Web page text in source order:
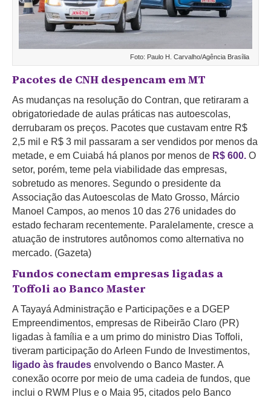
Foto: Paulo H. Carvalho/Agência Brasília
Pacotes de CNH despencam em MT
As mudanças na resolução do Contran, que retiraram a
obrigatoriedade de aulas práticas nas autoescolas,
derrubaram os preços. Pacotes que custavam entre R$
2,5 mil e R$ 3 mil passaram a ser vendidos por menos da
metade, e em Cuiabá há planos por menos de R$ 600. O
setor, porém, teme pela viabilidade das empresas,
sobretudo as menores. Segundo o presidente da
Associação das Autoescolas de Mato Grosso, Márcio
Manoel Campos, ao menos 10 das 276 unidades do
estado fecharam recentemente. Paralelamente, cresce a
atuação de instrutores autônomos como alternativa no
mercado. (Gazeta)
Fundos conectam empresas ligadas a
Toffoli ao Banco Master
A Tayayá Administração e Participações e a DGEP
Empreendimentos, empresas de Ribeirão Claro (PR)
ligadas à família e a um primo do ministro Dias Toffoli,
tiveram participação do Arleen Fundo de Investimentos,
ligado às fraudes envolvendo o Banco Master. A
conexão ocorre por meio de uma cadeia de fundos, que
inclui o RWM Plus e o Maia 95, citados pelo Banco